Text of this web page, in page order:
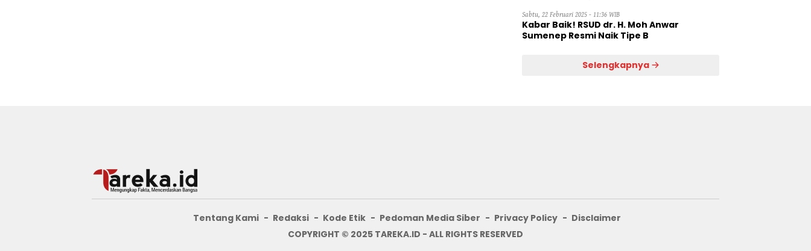
Sabtu, 22 Februari 2025 - 11:36 WIB
Kabar Baik! RSUD dr. H. Moh Anwar
Sumenep Resmi Naik Tipe B
Selengkapnya
Tentang Kami Redaksi Kode Etik Pedoman Media Siber Privacy Policy
Disclaimer
COPYRIGHT © 2025 TAREKA.ID - ALL RIGHTS RESERVED